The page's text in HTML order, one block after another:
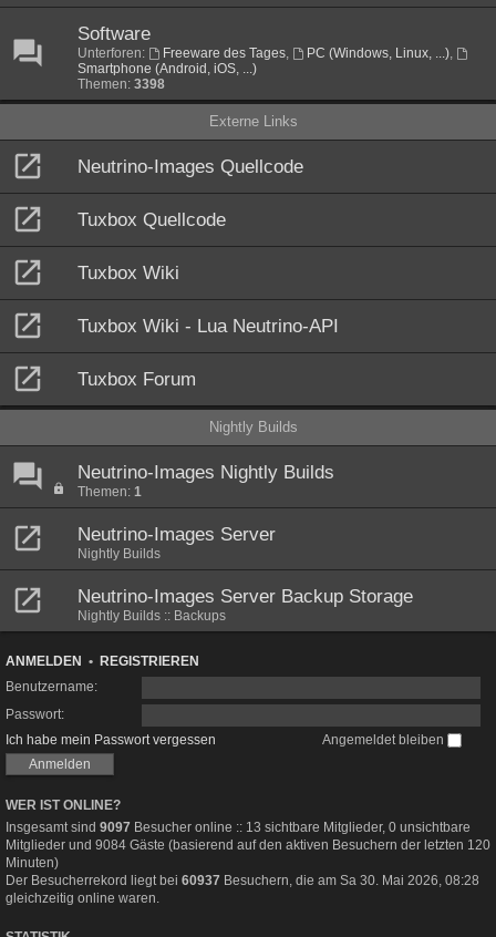
Software
Unterforen: Freeware des Tages, PC (Windows, Linux, ...),
Smartphone (Android, iOS, ...)
Themen: 3398
Externe Links
Neutrino-Images Quellcode
Tuxbox Quellcode
Tuxbox Wiki
Tuxbox Wiki - Lua Neutrino-API
Tuxbox Forum
Nightly Builds
Neutrino-Images Nightly Builds
Themen: 1
Neutrino-Images Server
Nightly Builds
Neutrino-Images Server Backup Storage
Nightly Builds :: Backups
ANMELDEN • REGISTRIEREN
Benutzername:
Passwort:
Ich habe mein Passwort vergessen
Angemeldet bleiben
WER IST ONLINE?
Insgesamt sind 9097 Besucher online :: 13 sichtbare Mitglieder, 0 unsichtbare
Mitglieder und 9084 Gäste (basierend auf den aktiven Besuchern der letzten 120
Minuten)
Der Besucherrekord liegt bei 60937 Besuchern, die am Sa 30. Mai 2026, 08:28
gleichzeitig online waren.